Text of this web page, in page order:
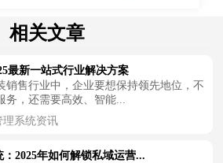
相关文章
最新一站式行业解决方案
销售行业中，企业要想保持领先地位，不
，还需要高效、智能...
理系统资讯
2025年如何解锁私域运营...